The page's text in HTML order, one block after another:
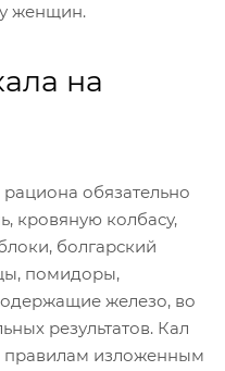
женщин.
на
обязательно
кровяную колбасу,
болгарский
помидоры,
железо, во
результатов. Кал
правилам изложенным